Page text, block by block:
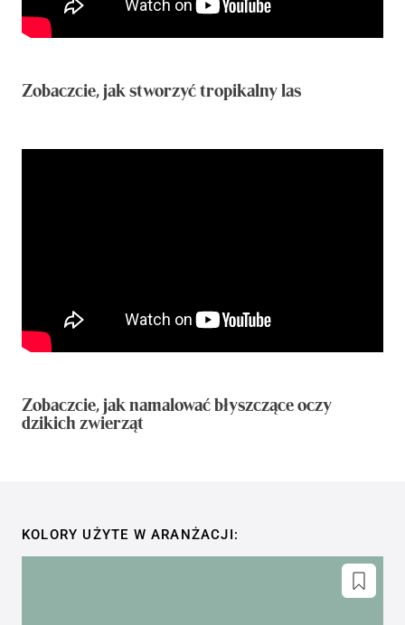
Zobaczcie, jak stworzyć tropikalny las
Zobaczcie, jak namalować błyszczące oczy
dzikich zwierząt
KOLORY UŻYTE W ARANŻACJI: